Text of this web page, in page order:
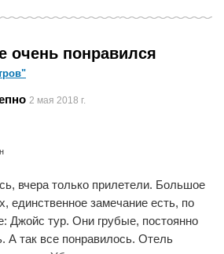
отель: чистый, номера просторные,
полотенца. Ванная комната
мыло и гель для душа. В
телевизор и отличный уровень
ки очень крутой завтрак))
который всегда подскажет, как
дороги, Уреки и т.д.
аптеки, до моря, старого Батуми
15 минут ходьбы.
волны, от которых получаешь
очень понравился
2 мая 2018 г.
вчера только прилетели. Большое
единственное замечание есть, по
Джойс тур. Они грубые, постоянно
А так все понравилось. Отель